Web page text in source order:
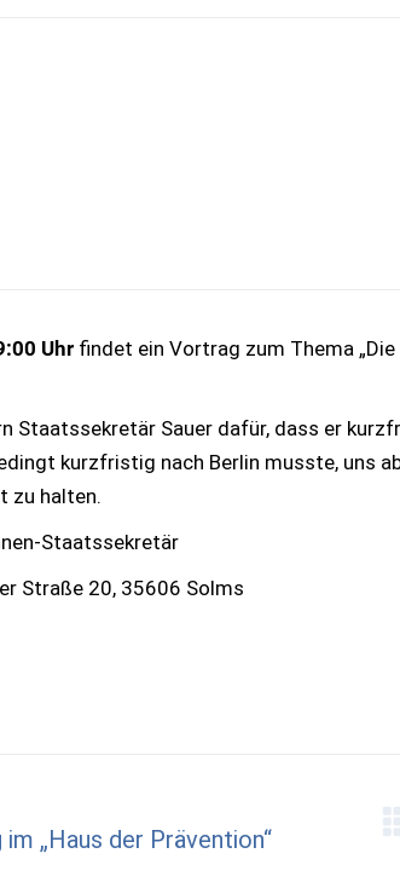
Uhr findet ein Vortrag zum Thema
Staatssekretär Sauer dafür, dass er
kurzfristig nach Berlin musste, uns
zu halten.
Staatssekretär
Straße 20, 35606 Solms
„Haus der Prävention“